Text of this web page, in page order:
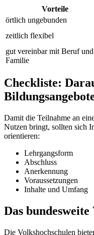
Vorteile
örtlich ungebunden
zeitlich flexibel
gut vereinbar mit Beruf und
Familie
Checkliste:
Damit die Teilnahme an
Nutzen bringt, sollten sich
orientieren:
Lehrgangsform
Abschluss
Anerkennung
Voraussetzungen
Inhalte und Umfang
Das bundesweite
Die Volkshochschulen